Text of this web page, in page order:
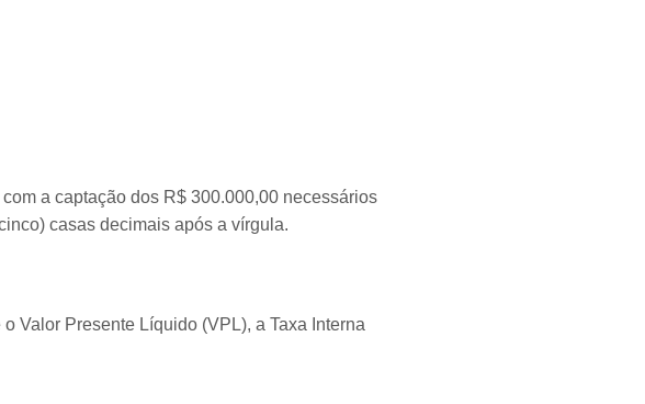
a captação dos R$ 300.000,00 necessários
casas decimais após a vírgula.
Valor Presente Líquido (VPL), a Taxa Interna